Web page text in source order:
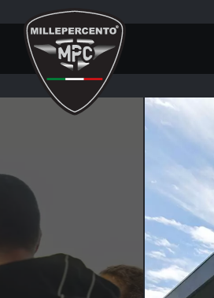
INAUGURAZIONE